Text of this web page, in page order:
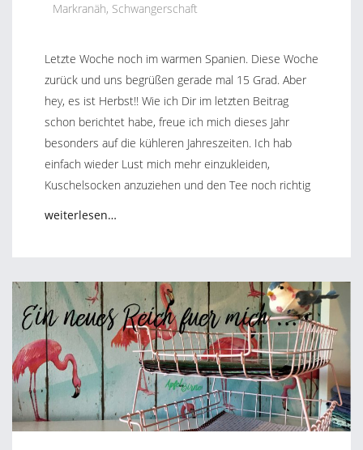
Markranäh, Schwangerschaft
Letzte Woche noch im warmen Spanien. Diese Woche
zurück und uns begrüßen gerade mal 15 Grad. Aber
hey, es ist Herbst!! Wie ich Dir im letzten Beitrag
schon berichtet habe, freue ich mich dieses Jahr
besonders auf die kühleren Jahreszeiten. Ich hab
einfach wieder Lust mich mehr einzukleiden,
Kuschelsocken anzuziehen und den Tee noch richtig
weiterlesen…